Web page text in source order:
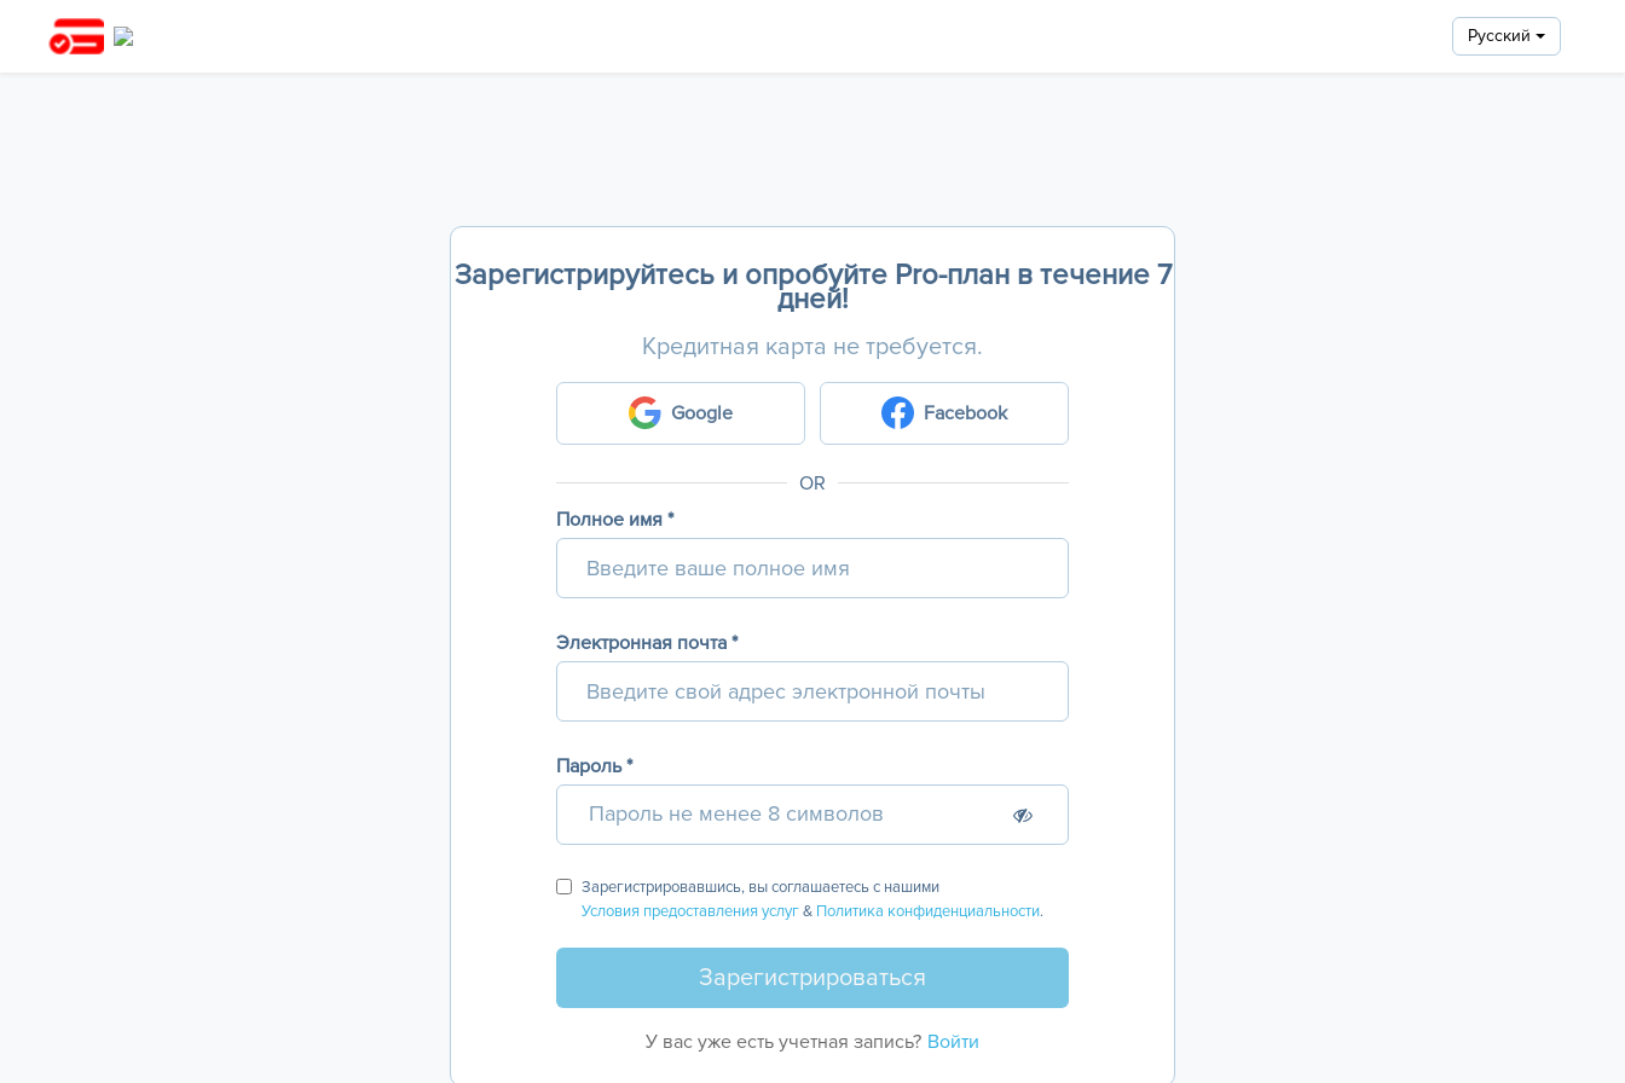
Pусский
Зарегистрируйтесь и опробуйте Pro-план в течение 7
дней!
Кредитная карта не требуется.
Google Facebook
OR
Полное имя *
Электронная почта *
Пароль *
Зарегистрировавшись, вы соглашаетесь с нашими
Условия предоставления услуг& Политика конфиденциальности.
У вас уже есть учетная запись? Войти